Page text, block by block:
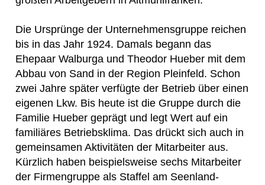
Die Ursprünge der Unternehmensgruppe reichen
bis in das Jahr 1924. Damals begann das
Ehepaar Walburga und Theodor Hueber mit dem
Abbau von Sand in der Region Pleinfeld. Schon
zwei Jahre später verfügte der Betrieb über einen
eigenen Lkw. Bis heute ist die Gruppe durch die
Familie Hueber geprägt und legt Wert auf ein
familiäres Betriebsklima. Das drückt sich auch in
gemeinsamen Aktivitäten der Mitarbeiter aus.
Kürzlich haben beispielsweise sechs Mitarbeiter
der Firmengruppe als Staffel am Seenland-